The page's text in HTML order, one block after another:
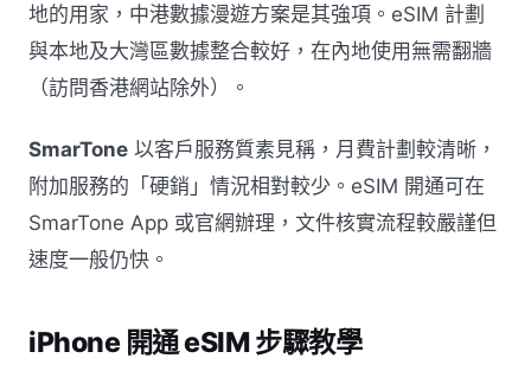
地的用家，中港數據漫遊方案是其強項。eSIM 計劃
與本地及大灣區數據整合較好，在內地使用無需翻牆
（訪問香港網站除外）。
SmarTone 以客戶服務質素見稱，月費計劃較清晰，
附加服務的「硬銷」情況相對較少。eSIM 開通可在
SmarTone App 或官網辦理，文件核實流程較嚴謹但
速度一般仍快。
iPhone 開通 eSIM 步驟教學